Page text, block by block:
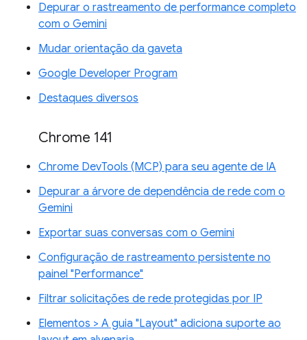
Depurar o rastreamento de performance completo
com o Gemini
Mudar orientação da gaveta
Google Developer Program
Destaques diversos
Chrome 141
Chrome DevTools (MCP) para seu agente de IA
Depurar a árvore de dependência de rede com o
Gemini
Exportar suas conversas com o Gemini
Configuração de rastreamento persistente no
painel "Performance"
Filtrar solicitações de rede protegidas por IP
Elementos > A guia "Layout" adiciona suporte ao